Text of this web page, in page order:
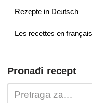
Rezepte in Deutsch
Les recettes en français
Pronađi recept